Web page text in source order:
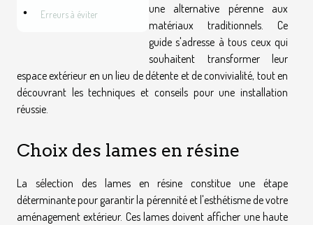
Erreurs à éviter
une alternative pérenne aux
matériaux traditionnels. Ce
guide s'adresse à tous ceux qui
souhaitent transformer leur
espace extérieur en un lieu de détente et de convivialité, tout en
découvrant les techniques et conseils pour une installation
réussie.
Choix des lames en résine
La sélection des lames en résine constitue une étape
déterminante pour garantir la pérennité et l'esthétisme de votre
aménagement extérieur. Ces lames doivent afficher une haute